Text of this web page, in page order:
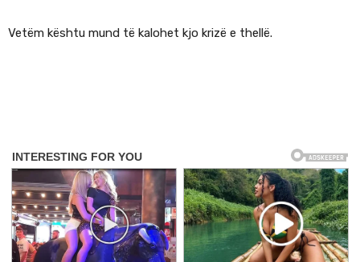
Vetëm kështu mund të kalohet kjo krizë e thellë.